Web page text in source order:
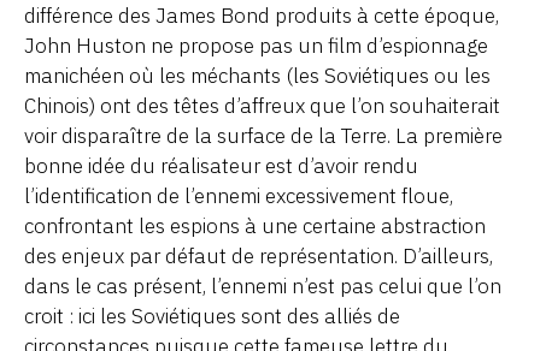
différence des James Bond produits à cette époque,
John Huston ne propose pas un film d’espionnage
manichéen où les méchants (les Soviétiques ou les
Chinois) ont des têtes d’affreux que l’on souhaiterait
voir disparaître de la surface de la Terre. La première
bonne idée du réalisateur est d’avoir rendu
l’identification de l’ennemi excessivement floue,
confrontant les espions à une certaine abstraction
des enjeux par défaut de représentation. D’ailleurs,
dans le cas présent, l’ennemi n’est pas celui que l’on
croit : ici les Soviétiques sont des alliés de